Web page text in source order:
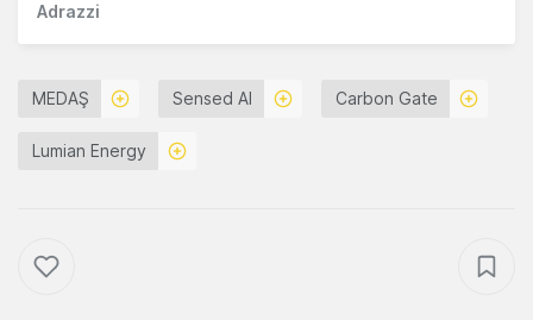
Adrazzi
MEDAŞ Sensed AI Carbon Gate
Lumian Energy